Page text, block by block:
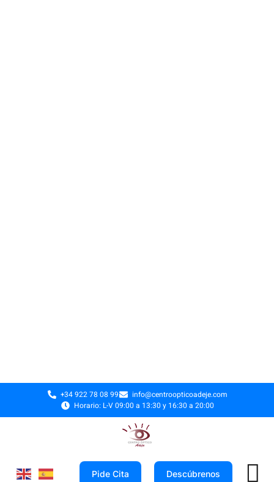
+34 922 78 08 99
info@centroopticoadeje.com
Horario: L-V 09:00 a 13:30 y 16:30 a 20:00
Pide Cita Descúbrenos